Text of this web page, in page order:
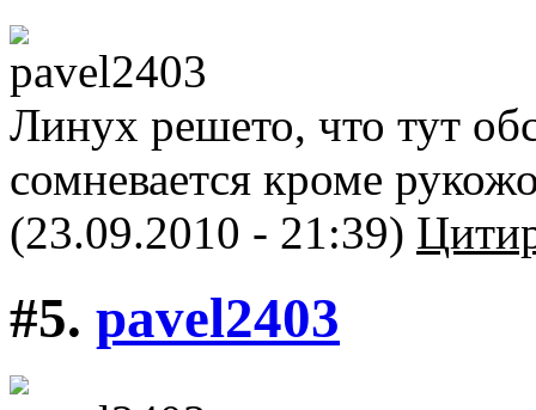
Линух решето, что тут
сомневается кроме
(23.09.2010 - 21:39)
#5. pavel2403